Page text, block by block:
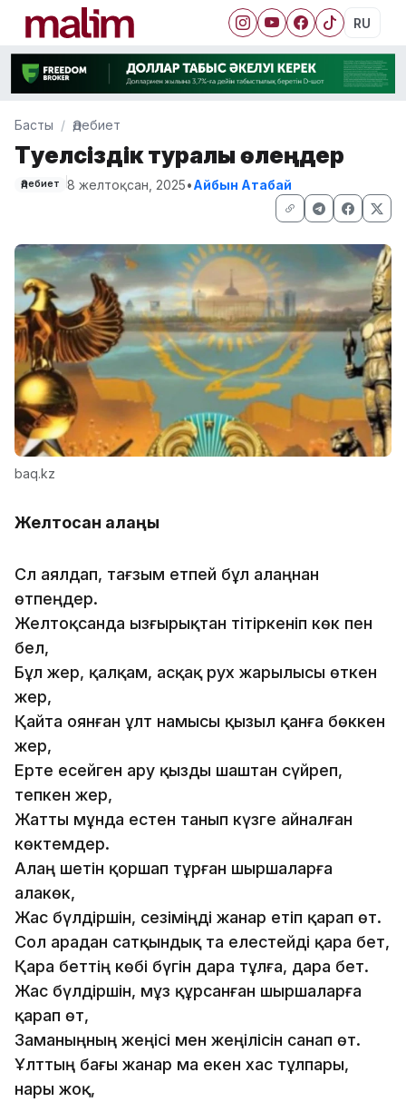
RU
Басты Әдебиет
Тәуелсіздік туралы өлеңдер
Әдебиет 8 желтоқсан, 2025•Айбын Атабай
baq.kz
Желтоқсан алаңы
Сәл аялдап, тағзым етпей бұл алаңнан
өтпеңдер.
Желтоқсанда ызғырықтан тітіркеніп көк пен
бел,
Бұл жер, қалқам, асқақ рух жарылысы өткен
жер,
Қайта оянған ұлт намысы қызыл қанға бөккен
жер,
Ерте есейген ару қызды шаштан сүйреп,
тепкен жер,
Жатты мұнда естен танып күзге айналған
көктемдер.
Алаң шетін қоршап тұрған шыршаларға
алакөк,
Жас бүлдіршін, сезіміңді жанар етіп қарап өт.
Сол арадан сатқындық та елестейді қара бет,
Қара беттің көбі бүгін дара тұлға, дара бет.
Жас бүлдіршін, мұз құрсанған шыршаларға
қарап өт,
Заманыңның жеңісі мен жеңілісін санап өт.
Ұлттың бағы жанар ма екен хас тұлпары,
нары жоқ,